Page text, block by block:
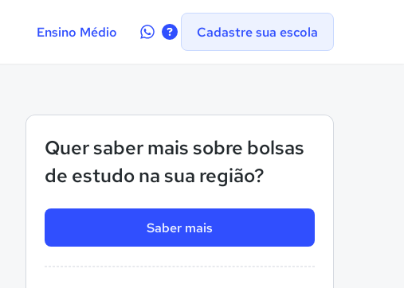
Ensino Médio
Contate-Cadastre sua escola
Quer saber mais sobre bolsas
de estudo na sua região?
Saber mais